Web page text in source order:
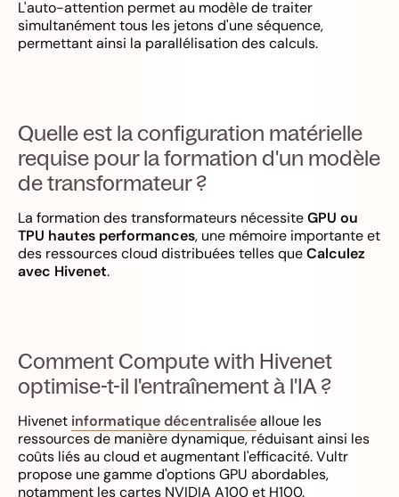
L'auto-attention permet au modèle de traiter
simultanément tous les jetons d'une séquence,
permettant ainsi la parallélisation des calculs.
Quelle est la configuration matérielle
requise pour la formation d'un modèle
de transformateur ?
La formation des transformateurs nécessiteGPU ou
TPU hautes performances, une mémoire importante et
des ressources cloud distribuées telles queCalculez
avec Hivenet.
Comment Compute with Hivenet
optimise-t-il l'entraînement à l'IA ?
Hivenet informatique décentraliséealloue les
ressources de manière dynamique, réduisant ainsi les
coûts liés au cloud et augmentant l'efficacité. Vultr
propose une gamme d'options GPU abordables,
notamment les cartes NVIDIA A100 et H100.